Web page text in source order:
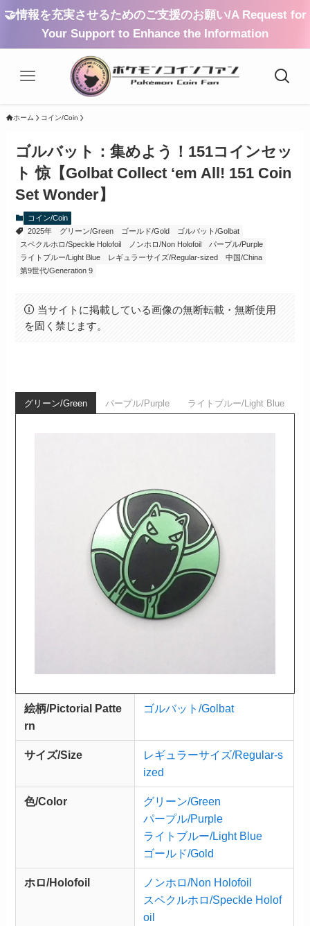
🤝情報を充実させるためのご支援のお願い/A Request for
Your Support to Enhance the Information
ホーム コイン/Coin
ゴルバット：集めよう！151コインセッ
ト 惊【Golbat Collect ‘em All! 151 Coin
Set Wonder】
コイン/Coin
2025年
グリーン/Green ゴールド/Gold
ゴルバット/Golbat
スペクルホロ/Speckle Holofoil
ノンホロ/Non Holofoil
パープル/Purple
ライトブルー/Light Blue
レギュラーサイズ/Regular-sized
中国/China
第9世代/Generation 9
当サイトに掲載している画像の無断転載・無断使用
を固く禁じます。
グリーン/Green パープル/Purple ライトブルー/Light Blue
絵柄/Pictorial Patte
rn
ゴルバット/Golbat
サイズ/Size
レギュラーサイズ/Regular-s
ized
色/Color
グリーン/Green
パープル/Purple
ライトブルー/Light Blue
ゴールド/Gold
ホロ/Holofoil
ノンホロ/Non Holofoil
スペクルホロ/Speckle Holof
oil